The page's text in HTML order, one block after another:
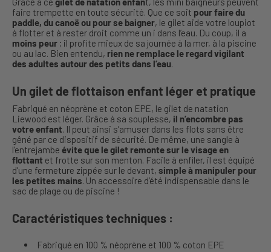
faire trempette en toute sécurité. Que ce soit pour faire du
paddle, du canoë ou pour se baigner, le gilet aide votre loupiot
à flotter et à rester droit comme un i dans l’eau. Du coup, il a
moins peur ; il profite mieux de sa journée à la mer, à la piscine
ou au lac. Bien entendu, rien ne remplace le regard vigilant
des adultes autour des petits dans l’eau.
Un gilet de flottaison enfant léger et pratique
Fabriqué en néoprène et coton EPE, le gilet de natation
Liewood est léger. Grâce à sa souplesse, il n’encombre pas
votre enfant. Il peut ainsi s’amuser dans les flots sans être
gêné par ce dispositif de sécurité. De même, une sangle à
l’entrejambe évite que le gilet remonte sur le visage en
flottant et frotte sur son menton. Facile à enfiler, il est équipé
d’une fermeture zippée sur le devant, simple à manipuler pour
les petites mains. Un accessoire d’été indispensable dans le
sac de plage ou de piscine !
Caractéristiques techniques :
Fabriqué en 100 % néoprène et 100 % coton EPE